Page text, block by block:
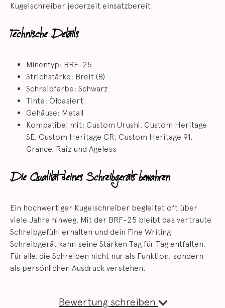
Kugelschreiber jederzeit einsatzbereit.
Technische Details
Minentyp: BRF-25
Strichstärke: Breit (B)
Schreibfarbe: Schwarz
Tinte: Ölbasiert
Gehäuse: Metall
Kompatibel mit: Custom Urushi, Custom Heritage
SE, Custom Heritage CR, Custom Heritage 91,
Grance, Raiz und Ageless
Die Qualität deines Schreibgeräts bewahren
Ein hochwertiger Kugelschreiber begleitet oft über
viele Jahre hinweg. Mit der BRF-25 bleibt das vertraute
Schreibgefühl erhalten und dein Fine Writing
Schreibgerät kann seine Stärken Tag für Tag entfalten.
Für alle, die Schreiben nicht nur als Funktion, sondern
als persönlichen Ausdruck verstehen.
Bewertung schreiben